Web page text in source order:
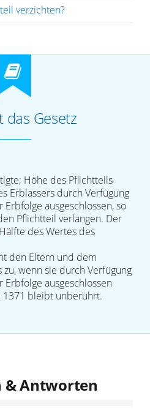
verzichten?
das Gesetz
Höhe des Pflichtteils
Erblassers durch Verfügung
ausgeschlossen, so
Pflichtteil verlangen. Der
des Wertes des
den Eltern und dem
zu, wenn sie durch Verfügung
Erbfolge ausgeschlossen
1371 bleibt unberührt.
& Antworten